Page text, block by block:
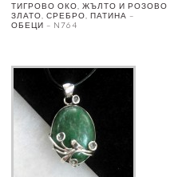
ТИГРОВО ОКО, ЖЪЛТО И РОЗОВО
ЗЛАТО, СРЕБРО, ПАТИНА –
ОБЕЦИ – N764